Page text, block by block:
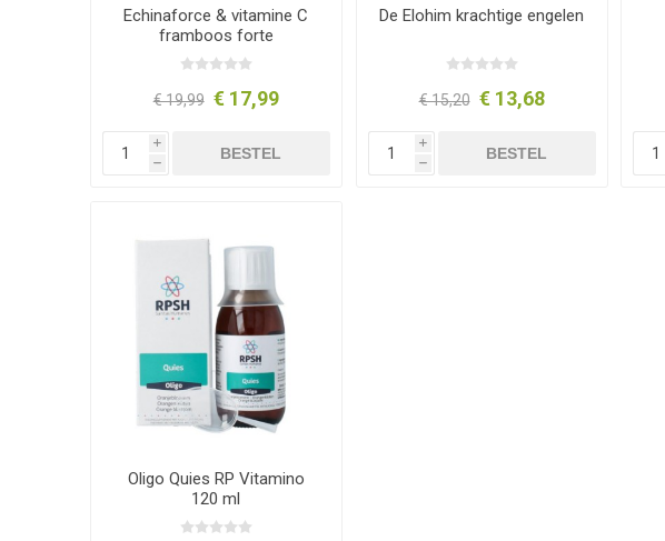
Echinaforce & vitamine C
framboos forte
€ 19,99 € 17,99
i
h
BESTEL
De Elohim krachtige engelen
€ 15,20 € 13,68
i
h
BESTEL
Oligo Quies RP Vitamino
120 ml